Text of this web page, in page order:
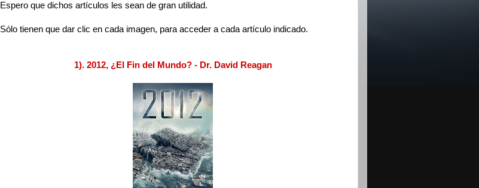
Espero que dichos artículos les sean de gran utilidad.
Sólo tienen que dar clic en cada imagen, para acceder a cada artículo indicado.
1). 2012, ¿El Fin del Mundo? - Dr. David Reagan